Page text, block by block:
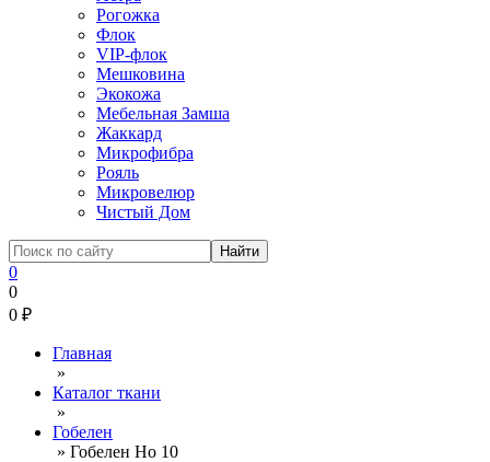
Рогожка
Флок
VIP-флок
Мешковина
Экокожа
Мебельная Замша
Жаккард
Микрофибра
Рояль
Микровелюр
Чистый Дом
0
0
0 ₽
Главная
»
Каталог ткани
»
Гобелен
» Гобелен Но 10